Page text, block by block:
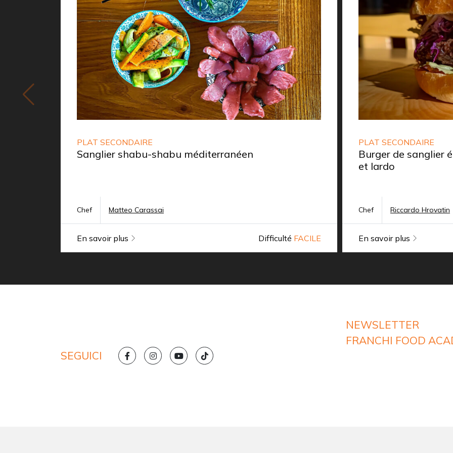
PLAT SECONDAIRE
Sanglier shabu-shabu méditerranéen
Chef Matteo Carassai
En savoir plus Difficulté FACILE
PLAT SECONDAIRE
Burger de sanglier
et lardo
Chef Riccardo Hrovatin
En savoir plus
SEGUICI
NEWSLETTER
FRANCHI FOOD